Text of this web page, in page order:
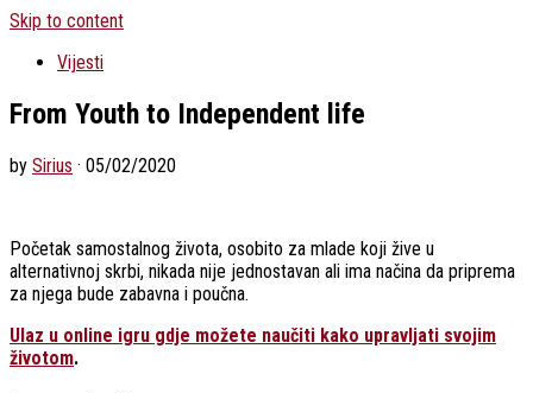
Skip to content
Vijesti
From Youth to Independent life
by Sirius · 05/02/2020
Početak samostalnog života, osobito za mlade koji žive u
alternativnoj skrbi, nikada nije jednostavan ali ima načina da priprema
za njega bude zabavna i poučna.
Ulaz u online igru gdje možete naučiti kako upravljati svojim
životom.